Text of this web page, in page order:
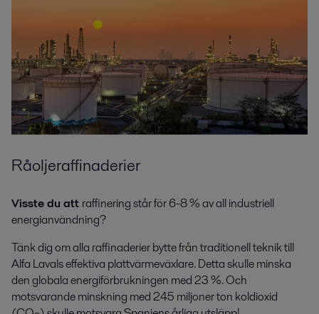
Råoljeraffinaderier
Visste du att raffinering står för 6-8 % av all industriell
energianvändning?
Tänk dig om alla raffinaderier bytte från traditionell teknik till
Alfa Lavals effektiva plattvärmeväxlare. Detta skulle minska
den globala energiförbrukningen med 23 %. Och
motsvarande minskning med 245 miljoner ton koldioxid